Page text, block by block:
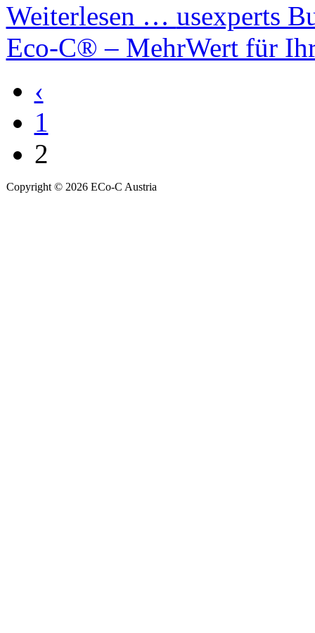
Weiterlesen … usexperts
Eco-C® – MehrWert für
‹
1
2
Copyright © 2026 ECo-C Austria